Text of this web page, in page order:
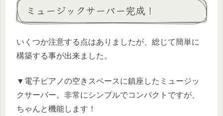
ミュージックサーバー完成！
いくつか注意する点はありましたが、総じて簡単に
構築する事が出来ました。
▼電子ピアノの空きスペースに鎮座したミュージッ
クサーバー。非常にシンプルでコンパクトですが、
ちゃんと機能します！